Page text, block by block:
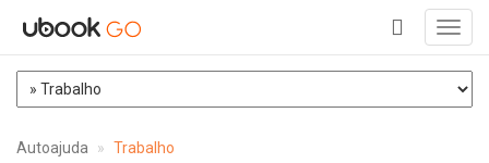
+
Autoajuda Trabalho